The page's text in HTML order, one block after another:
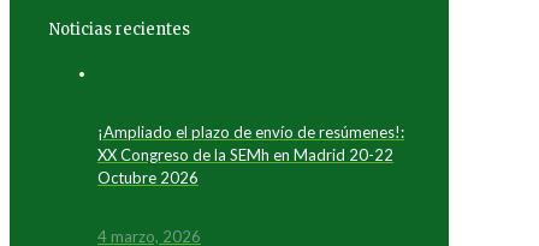
Noticias recientes
¡Ampliado el plazo de envío de resúmenes!:
XX Congreso de la SEMh en Madrid 20-22
Octubre 2026
4 marzo, 2026